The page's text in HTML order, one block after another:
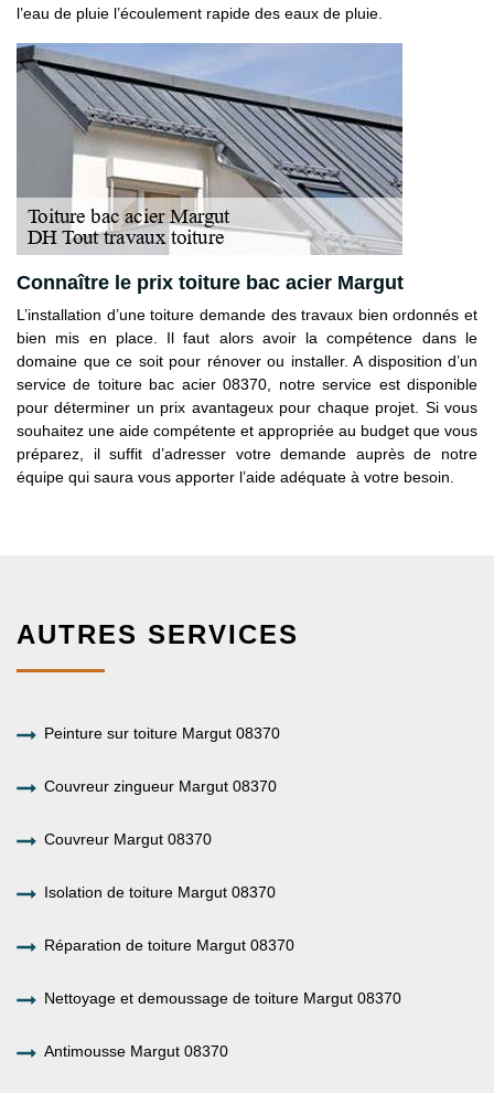
l’eau de pluie l’écoulement rapide des eaux de pluie.
Connaître le prix toiture bac acier Margut
L’installation d’une toiture demande des travaux bien ordonnés et
bien mis en place. Il faut alors avoir la compétence dans le
domaine que ce soit pour rénover ou installer. A disposition d’un
service de toiture bac acier 08370, notre service est disponible
pour déterminer un prix avantageux pour chaque projet. Si vous
souhaitez une aide compétente et appropriée au budget que vous
préparez, il suffit d’adresser votre demande auprès de notre
équipe qui saura vous apporter l’aide adéquate à votre besoin.
AUTRES SERVICES
Peinture sur toiture Margut 08370
Couvreur zingueur Margut 08370
Couvreur Margut 08370
Isolation de toiture Margut 08370
Réparation de toiture Margut 08370
Nettoyage et demoussage de toiture Margut 08370
Antimousse Margut 08370